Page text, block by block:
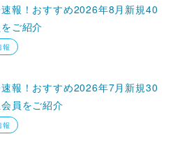
報！おすすめ2026年8月新規40
ご紹介
報
報！おすすめ2026年7月新規30
員をご紹介
報